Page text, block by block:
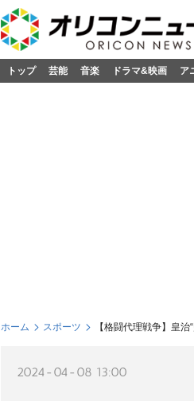
トップ 芸能 音楽 ドラマ&映画 ア
ホーム スポーツ 【格闘代理戦争】皇
2024-04-08 13:00